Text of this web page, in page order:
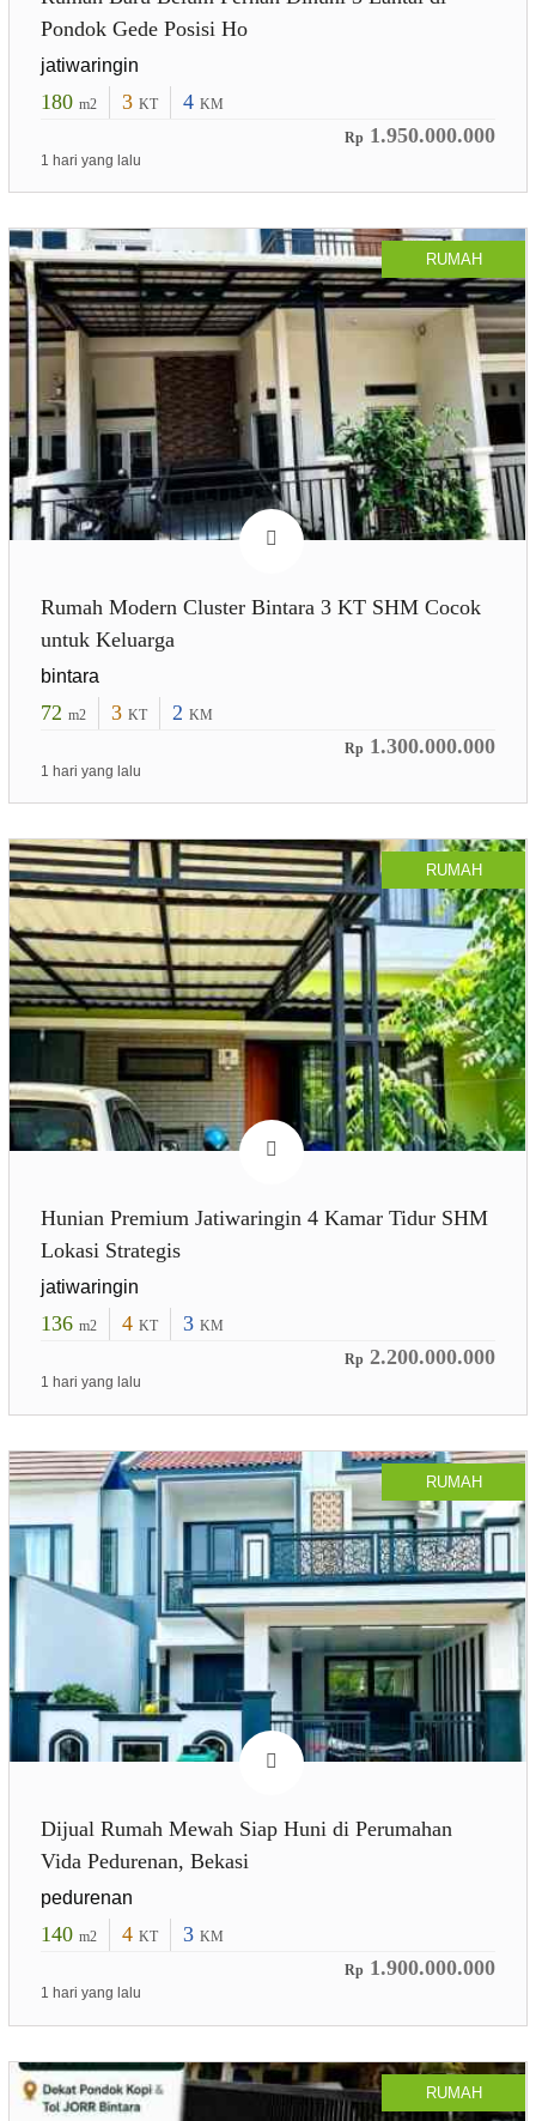
Pondok Gede Posisi Ho
jatiwaringin
180 m2 3 KT 4 KM
Rp 1.950.000.000
1 hari yang lalu
RUMAH
Rumah Modern Cluster Bintara 3 KT SHM Cocok
untuk Keluarga
bintara
72 m2 3 KT 2 KM
Rp 1.300.000.000
1 hari yang lalu
RUMAH
Hunian Premium Jatiwaringin 4 Kamar Tidur SHM
Lokasi Strategis
jatiwaringin
136 m2 4 KT 3 KM
Rp 2.200.000.000
1 hari yang lalu
RUMAH
Dijual Rumah Mewah Siap Huni di Perumahan
Vida Pedurenan, Bekasi
pedurenan
140 m2 4 KT 3 KM
Rp 1.900.000.000
1 hari yang lalu
RUMAH